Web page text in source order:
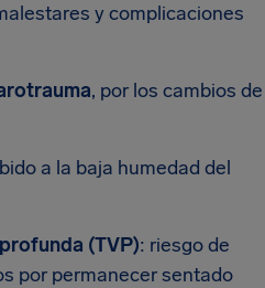
y complicaciones
, por los cambios de
a la baja humedad del
(TVP): riesgo de
por permanecer sentado